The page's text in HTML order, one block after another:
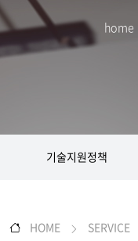
home
기술지원정책
HOME SERVICE